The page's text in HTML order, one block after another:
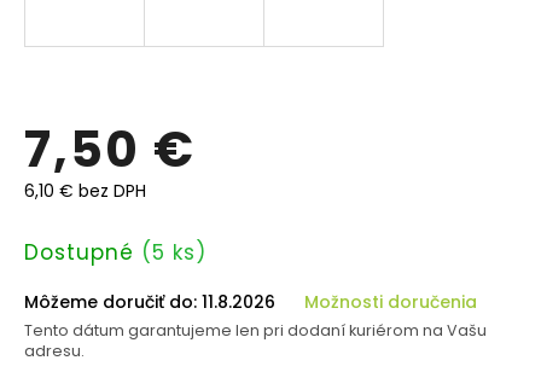
7,50 €
6,10 € bez DPH
Jednotková
Dostupné (5 ks)
Môžeme doručiť do: 11.8.2026 Možnosti doručenia
Tento dátum garantujeme len pri dodaní kuriérom na Vašu
adresu.